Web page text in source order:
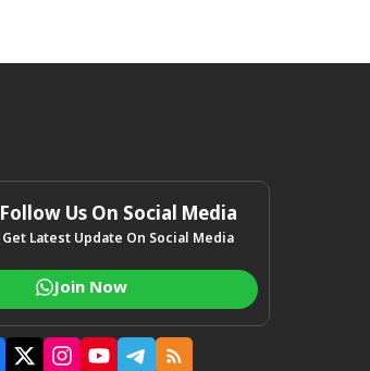
Follow Us On Social Media
Get Latest Update On Social Media
Join Now